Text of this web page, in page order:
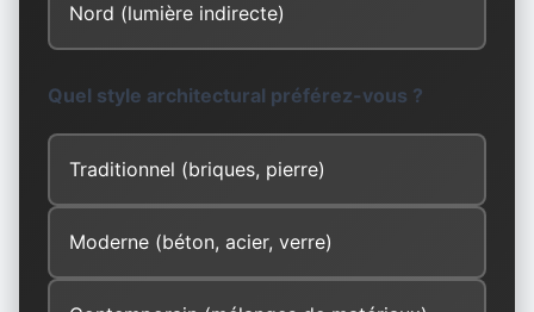
Nord (lumière indirecte)
Quel style architectural préférez-vous ?
Traditionnel (briques, pierre)
Moderne (béton, acier, verre)